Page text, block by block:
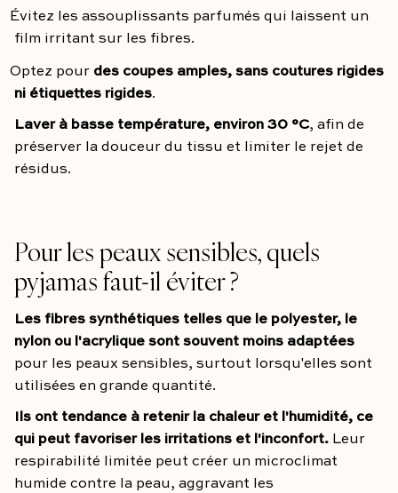
Évitez les assouplissants parfumés qui laissent un
film irritant sur les fibres.
Optez pour des coupes amples, sans coutures rigides
ni étiquettes rigides.
Laver à basse température, environ 30 °C, afin de
préserver la douceur du tissu et limiter le rejet de
résidus.
Pour les peaux sensibles, quels
pyjamas faut-il éviter ?
Les fibres synthétiques telles que le polyester, le
nylon ou l'acrylique sont souvent moins adaptées
pour les peaux sensibles, surtout lorsqu'elles sont
utilisées en grande quantité.
Ils ont tendance à retenir la chaleur et l'humidité, ce
qui peut favoriser les irritations et l'inconfort. Leur
respirabilité limitée peut créer un microclimat
humide contre la peau, aggravant les